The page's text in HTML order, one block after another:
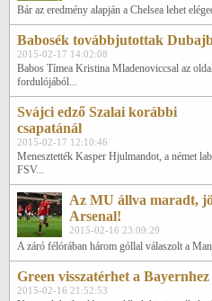
Bár az eredmény alapján a Chelsea lehet
Babosék továbbjutottak
2015-02-17 14:02:08
Babos Tímea Kristina Mladenoviccsal az
fordulójából...
Svájci edző Szalai korábbi
csapatánál
2015-02-17 12:10:46
Menesztették Kasper Hjulmandot, a német
FSV...
Az MU állva maradt,
Arsenal!
2015-02-16 23:09:29
A záró félórában három góllal válaszolt a
Green visszatérhet a Bayernhez
2015-02-16 21:52:53